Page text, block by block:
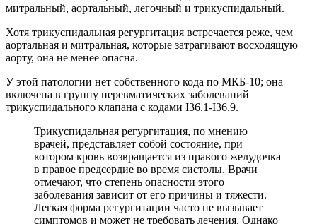
митральный, аортальный, легочный и трикуспидальный.
Хотя трикуспидальная регургитация встречается реже, чем
аортальная и митральная, которые затрагивают восходящую
аорту, она не менее опасна.
У этой патологии нет собственного кода по МКБ-10; она
включена в группу неревматических заболеваний
трикуспидального клапана с кодами I36.1-I36.9.
Трикуспидальная регургитация, по мнению
врачей, представляет собой состояние, при
котором кровь возвращается из правого желудочка
в правое предсердие во время систолы. Врачи
отмечают, что степень опасности этого
заболевания зависит от его причины и тяжести.
Легкая форма регургитации часто не вызывает
симптомов и может не требовать лечения. Однако